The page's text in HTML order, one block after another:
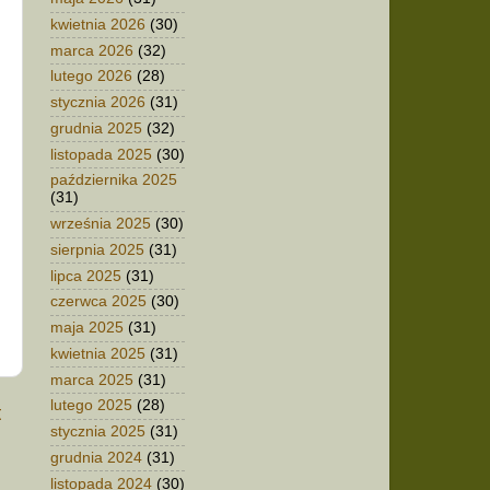
kwietnia 2026 (30)
marca 2026 (32)
lutego 2026 (28)
stycznia 2026 (31)
grudnia 2025 (32)
listopada 2025 (30)
października 2025
(31)
września 2025 (30)
sierpnia 2025 (31)
lipca 2025 (31)
czerwca 2025 (30)
maja 2025 (31)
kwietnia 2025 (31)
marca 2025 (31)
lutego 2025 (28)
stycznia 2025 (31)
grudnia 2024 (31)
listopada 2024 (30)